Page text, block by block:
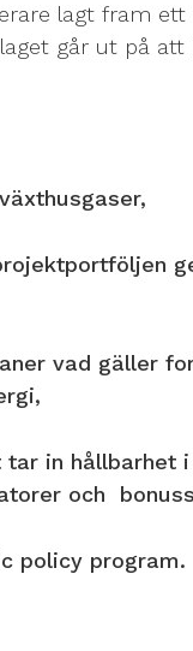
lagt fram ett
går ut på
vad gäller
tar in hållbarhet
och
policy program.